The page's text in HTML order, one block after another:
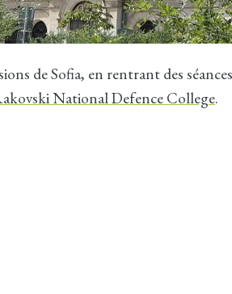
de Sofia, en rentrant des
National Defence College.